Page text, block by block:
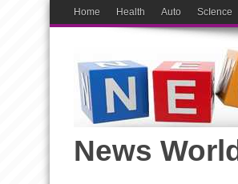
Home Health Auto ScIence
News World